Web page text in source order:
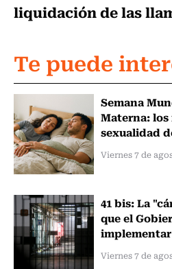
liquidación de las
Te puede
Semana
Materna:
sexualidad
Viernes 7 de
41 bis: La
que el
Viernes 7 de